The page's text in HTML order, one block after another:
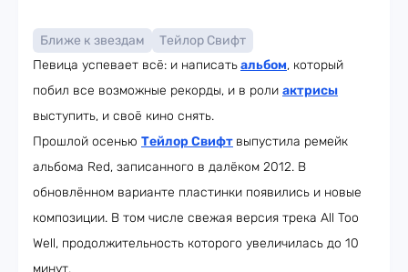
Ближе к звездам
Тейлор Свифт
Певица успевает всё: и написатьальбом, который
побил все возможные рекорды, и в роли актрисы
выступить, и своё кино снять.
Прошлой осенью Тейлор Свифт выпустила ремейк
альбома Red, записанного в далёком 2012. В
обновлённом варианте пластинки появились и новые
композиции. В том числе свежая версия трека All Too
Well, продолжительность которого увеличилась до 10
минут.